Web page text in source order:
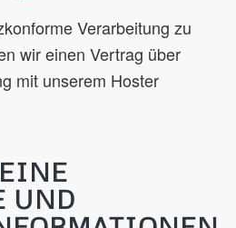
Verarbeitung zu
wir einen Vertrag über
mit unserem Hoster
UND